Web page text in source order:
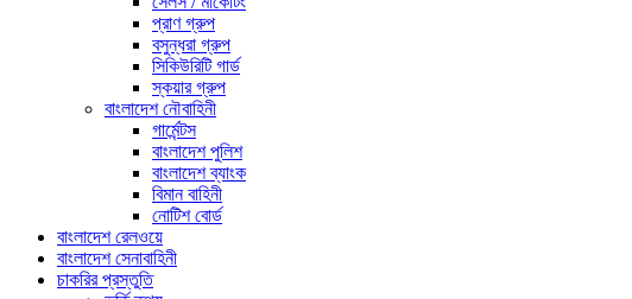
প্রাণ গ্রুপ
বসুন্ধরা গ্রুপ
সিকিউরিটি গার্ড
স্কয়ার গ্রুপ
বাংলাদেশ নৌবাহিনী
গার্মেন্টস
বাংলাদেশ পুলিশ
বাংলাদেশ ব্যাংক
বিমান বাহিনী
নোটিশ বোর্ড
বাংলাদেশ রেলওয়ে
বাংলাদেশ সেনাবাহিনী
চাকরির প্রস্তুতি